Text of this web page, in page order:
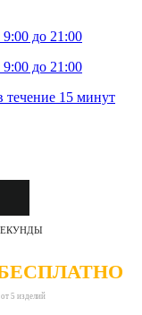
до 21:00
до 21:00
течение 15 минут
5 изделий